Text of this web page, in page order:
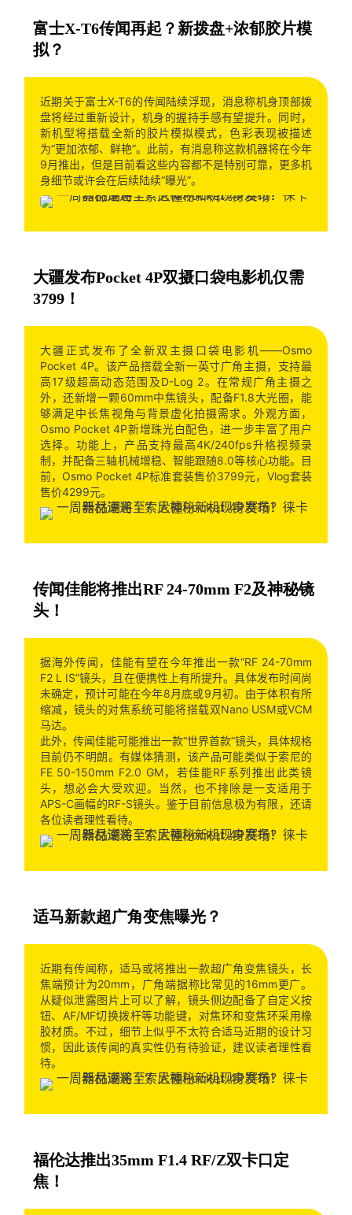
富士X-T6传闻再起？新拨盘+浓郁胶片模
拟？
近期关于富士X-T6的传闻陆续浮现，消息称机身顶部拨
盘将经过重新设计，机身的握持手感有望提升。同时，
新机型将搭载全新的胶片模拟模式，色彩表现被描述
为“更加浓郁、鲜艳”。此前，有消息称这款机器将在今年
9月推出，但是目前看这些内容都不是特别可靠，更多机
身细节或许会在后续陆续“曝光”。
大疆发布Pocket 4P双摄口袋电影机仅需
3799！
大疆正式发布了全新双主摄口袋电影机——Osmo
Pocket 4P。该产品搭载全新一英寸广角主摄，支持最
高17级超高动态范围及D-Log 2。在常规广角主摄之
外，还新增一颗60mm中焦镜头，配备F1.8大光圈，能
够满足中长焦视角与背景虚化拍摄需求。外观方面，
Osmo Pocket 4P新增珠光白配色，进一步丰富了用户
选择。功能上，产品支持最高4K/240fps升格视频录
制，并配备三轴机械增稳、智能跟随8.0等核心功能。目
前，Osmo Pocket 4P标准套装售价3799元，Vlog套装
售价4299元。
传闻佳能将推出RF 24-70mm F2及神秘镜
头！
据海外传闻，佳能有望在今年推出一款“RF 24-70mm
F2 L IS”镜头，且在便携性上有所提升。具体发布时间尚
未确定，预计可能在今年8月底或9月初。由于体积有所
缩减，镜头的对焦系统可能将搭载双Nano USM或VCM
马达。
此外，传闻佳能可能推出一款“世界首款”镜头，具体规格
目前仍不明朗。有媒体猜测，该产品可能类似于索尼的
FE 50-150mm F2.0 GM，若佳能RF系列推出此类镜
头，想必会大受欢迎。当然，也不排除是一支适用于
APS-C画幅的RF-S镜头。鉴于目前信息极为有限，还请
各位读者理性看待。
适马新款超广角变焦曝光？
近期有传闻称，适马或将推出一款超广角变焦镜头，长
焦端预计为20mm，广角端据称比常见的16mm更广。
从疑似泄露图片上可以了解，镜头侧边配备了自定义按
钮、AF/MF切换拨杆等功能键，对焦环和变焦环采用橡
胶材质。不过，细节上似乎不太符合适马近期的设计习
惯，因此该传闻的真实性仍有待验证，建议读者理性看
待。
福伦达推出35mm F1.4 RF/Z双卡口定
焦！